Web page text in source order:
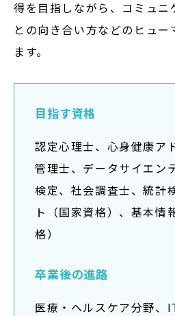
得を目指しながら、コミュニ
との向き合い方などのヒュ
ます。
目指す資格
認定心理士、心身健康ア
管理士、データサイエン
検定、社会調査士、統計
ト（国家資格）、基本情
格）
卒業後の進路
医療・ヘルスケア分野、